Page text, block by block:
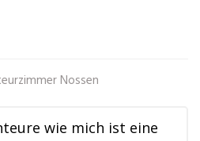
Nossen
wie mich ist eine